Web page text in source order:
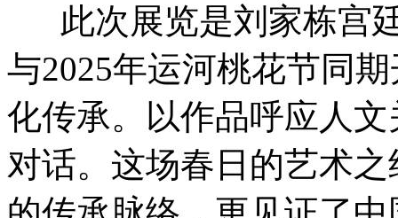
此次展览是刘家栋宫
与2025年运河桃花节同
化传承。以作品呼应人
对话。这场春日的艺术